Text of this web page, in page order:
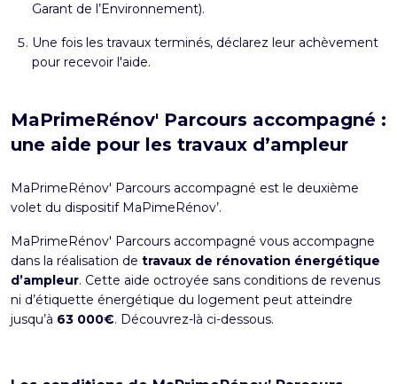
Garant de l’Environnement).
Une fois les travaux terminés, déclarez leur achèvement
pour recevoir l'aide.
MaPrimeRénov' Parcours accompagné :
une aide pour les travaux d’ampleur
MaPrimeRénov' Parcours accompagné est le deuxième
volet du dispositif MaPimeRénov’.
MaPrimeRénov' Parcours accompagné vous accompagne
dans la réalisation de travaux de rénovation énergétique
d’ampleur. Cette aide octroyée sans conditions de revenus
ni d’étiquette énergétique du logement peut atteindre
jusqu’à 63 000€. Découvrez-là ci-dessous.